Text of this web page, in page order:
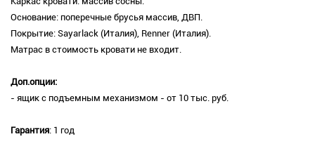
Основание: поперечные брусья массив, ДВП.
Покрытие: Sayarlack (Италия), Renner (Италия).
Матрас в стоимость кровати не входит.
Доп.опции:
- ящик с подъемным механизмом - от 10 тыс. руб.
Гарантия: 1 год